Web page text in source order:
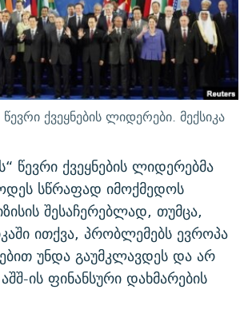
ᲛᲘᲖᲔᲖᲘᲐ COVID-19
ᲘᲡᲢᲝᲠᲘᲐ
- ᲐᲛᲝᲣᲗᲥᲛᲔᲚᲘ ᲐᲛᲑᲐᲕᲘ
ᲓᲐᲨᲐᲕᲔᲑᲣᲚᲔᲑᲘ
საიტი
ქვეყნების ლიდერები. მექსიკა
წევრი ქვეყნების ლიდერებმა
სწრაფად იმოქმედოს
შესაჩერებლად, თუმცა,
ითქვა, პრობლემებს ევროპა
უნდა გაუმკლავდეს და არ
ის ფინანსური დახმარების